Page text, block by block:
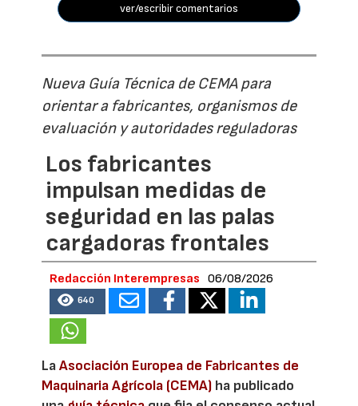
ver/escribir comentarios
Nueva Guía Técnica de CEMA para
orientar a fabricantes, organismos de
evaluación y autoridades reguladoras
Los fabricantes
impulsan medidas de
seguridad en las palas
cargadoras frontales
Redacción Interempresas 06/08/2026
640
LaAsociación Europea de Fabricantes de
Maquinaria Agrícola (CEMA) ha publicado